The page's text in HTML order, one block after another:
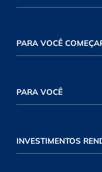
PARA VOCÊ
PARA VOCÊ
INVESTIMENTOS